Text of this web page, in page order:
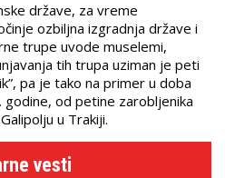
države, za vreme
ozbiljna izgradnja države i
trupe uvode muselemi,
tih trupa uziman je peti
pa je tako na primer u doba
od petine zarobljenika
u Trakiji.
vesti